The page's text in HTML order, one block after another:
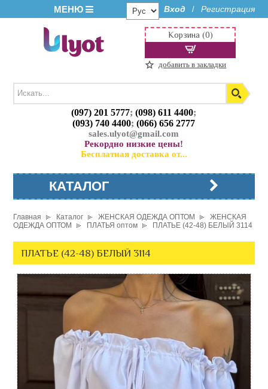
МЕНЮ Вход / Регистрация
(097) 201 5777;(098) 611 4400;
(093) 740 4400;(066) 656 2777
sales.ulyot@gmail.com
Рекордно низкие цены!
Бесплатная доставка от...
Корзина (0)
добавить в закладки
КАТАЛОГ
Главная Каталог ЖЕНСКАЯ ОДЕЖДА ОПТОМ
ЖЕНСКАЯ
ОДЕЖДА ОПТОМ
ПЛАТЬЯ оптом ПЛАТЬЕ (42-48) БЕЛЫЙ 3114
ПЛАТЬЕ (42-48) БЕЛЫЙ 3114